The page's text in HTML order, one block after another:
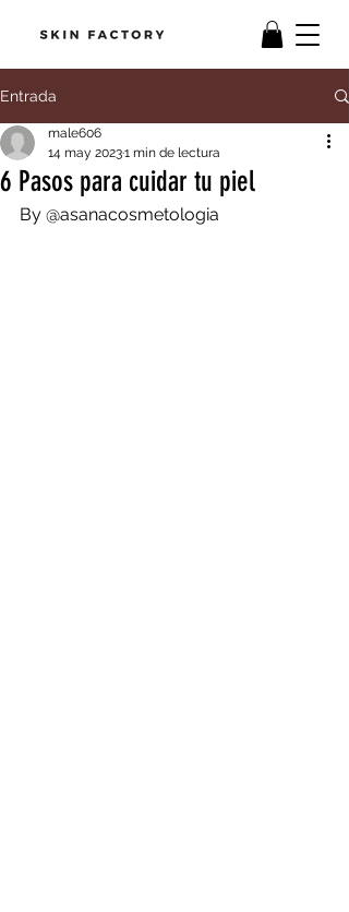
Entrada
6 Pasos para cuidar tu piel
male606
14 may 20231 min de lectura
By @asanacosmetologia